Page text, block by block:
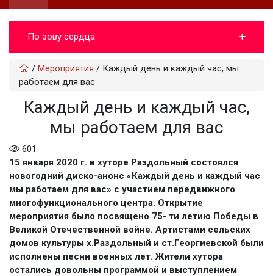
По зову сердца
/ Мероприятия / Каждый день и каждый час, мы
работаем для вас
Каждый день и каждый час,
мы работаем для вас
601
15 января 2020 г. в хуторе Раздольный состоялся
новогодний диско-анонс «Каждый день и каждый час
мы работаем для вас» с участием передвижного
многофункционального центра. Открытие
мероприятия было посвящено 75- ти летию Победы в
Великой Отечественной войне. Артистами сельских
домов культуры х.Раздольный и ст.Георгиевской были
исполнены песни военных лет. Жители хутора
остались довольны программой и выступлением